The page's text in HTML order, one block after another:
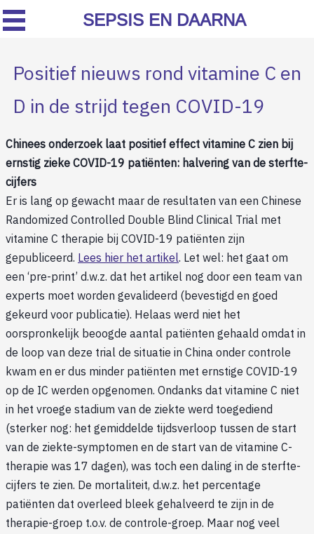
Positief nieuws rond vitamine C en
D in de strijd tegen COVID-19
Chinees onderzoek laat positief effect vitamine C zien bij
ernstig zieke COVID-19 patiënten: halvering van de sterfte-
cijfers
Er is lang op gewacht maar de resultaten van een Chinese
Randomized Controlled Double Blind Clinical Trial met
vitamine C therapie bij COVID-19 patiënten zijn
gepubliceerd. Lees hier het artikel. Let wel: het gaat om
een ‘pre-print’ d.w.z. dat het artikel nog door een team van
experts moet worden gevalideerd (bevestigd en goed
gekeurd voor publicatie). Helaas werd niet het
oorspronkelijk beoogde aantal patiënten gehaald omdat in
de loop van deze trial de situatie in China onder controle
kwam en er dus minder patiënten met ernstige COVID-19
op de IC werden opgenomen. Ondanks dat vitamine C niet
in het vroege stadium van de ziekte werd toegediend
(sterker nog: het gemiddelde tijdsverloop tussen de start
van de ziekte-symptomen en de start van de vitamine C-
therapie was 17 dagen), was toch een daling in de sterfte-
cijfers te zien. De mortaliteit, d.w.z. het percentage
patiënten dat overleed bleek gehalveerd te zijn in de
therapie-groep t.o.v. de controle-groep. Maar nog veel
SEPSIS EN DAARNA